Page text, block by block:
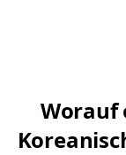
Worauf